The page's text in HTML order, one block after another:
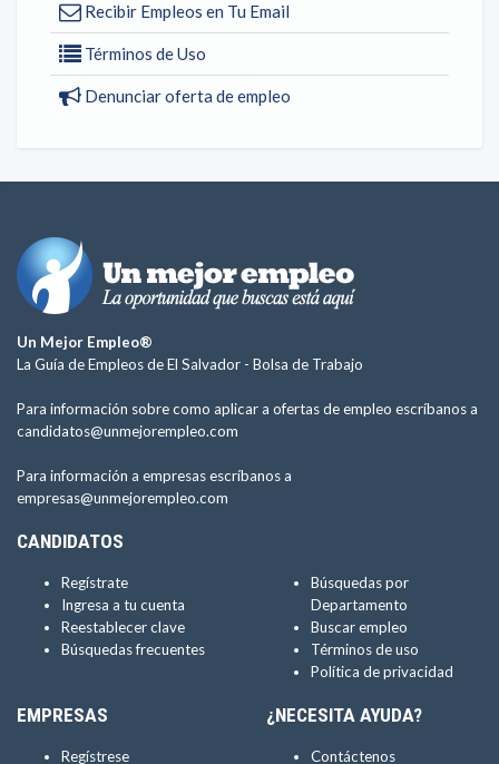
Recibir Empleos en Tu Email
Términos de Uso
Denunciar oferta de empleo
Un Mejor Empleo®
La Guía de Empleos de El Salvador - Bolsa de Trabajo
Para información sobre como aplicar a ofertas de empleo escríbanos a
candidatos@unmejorempleo.com
Para información a empresas escríbanos a
empresas@unmejorempleo.com
CANDIDATOS
Regístrate
Ingresa a tu cuenta
Reestablecer clave
Búsquedas frecuentes
Búsquedas por
Departamento
Buscar empleo
Términos de uso
Política de privacidad
EMPRESAS
Regístrese
¿NECESITA AYUDA?
Contáctenos